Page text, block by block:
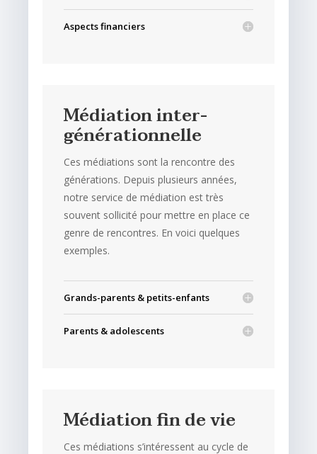
Aspects financiers
Médiation inter-
générationnelle
Ces médiations sont la rencontre des
générations. Depuis plusieurs années,
notre service de médiation est très
souvent sollicité pour mettre en place ce
genre de rencontres. En voici quelques
exemples.
Grands-parents & petits-enfants
Parents & adolescents
Médiation fin de vie
Ces médiations s’intéressent au cycle de